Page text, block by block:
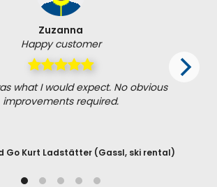
Zuzanna
Happy customer
what I would expect. No obvious
improvements required.
Go Kurt Ladstätter (Gassl, ski rental)